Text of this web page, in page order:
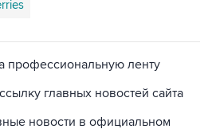
главных новостей сайта
новости в официальном